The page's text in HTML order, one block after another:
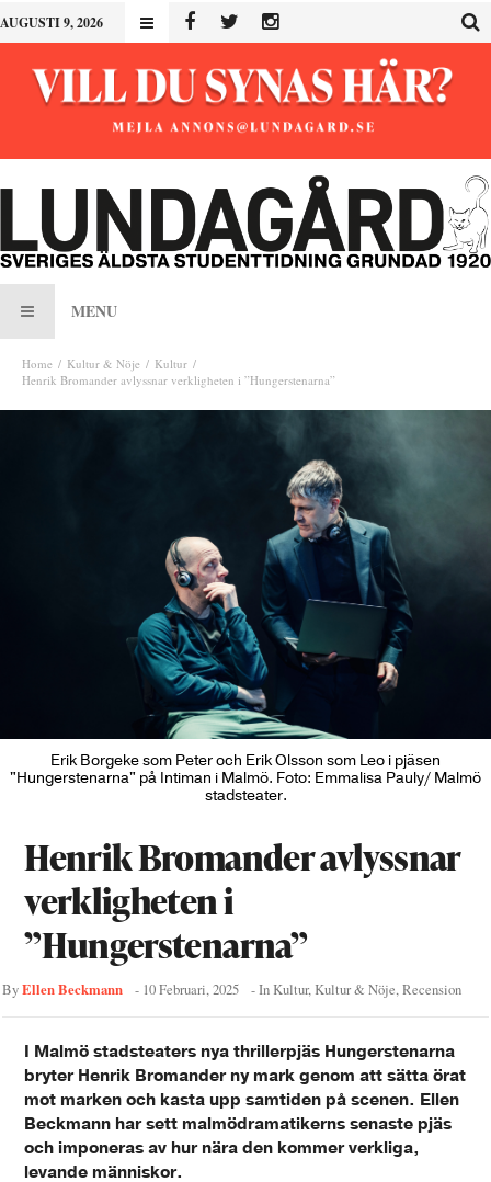
AUGUSTI 9, 2026
MENU
Home Kultur & Nöje
Kultur
Henrik Bromander avlyssnar verkligheten i ”Hungerstenarna”
Erik Borgeke som Peter och Erik Olsson som Leo i pjäsen
"Hungerstenarna" på Intiman i Malmö. Foto: Emmalisa Pauly/ Malmö
stadsteater.
Henrik Bromander avlyssnar
verkligheten i
”Hungerstenarna”
ByEllen Beckmann - 10 Februari, 2025 - In Kultur, Kultur & Nöje,Recension
I Malmö stadsteaters nya thrillerpjäs Hungerstenarna
bryter Henrik Bromander ny mark genom att sätta örat
mot marken och kasta upp samtiden på scenen. Ellen
Beckmann har sett malmödramatikerns senaste pjäs
och imponeras av hur nära den kommer verkliga,
levande människor.